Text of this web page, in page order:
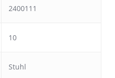
2400111
10
Stuhl